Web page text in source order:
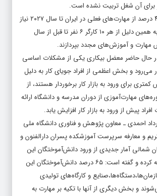
برای آن شغل تربیت نشده است.
وی تاکید دارد که ۴۰ درصد از مهارت‌های فعلی در ایران تا سال ۲۰۲۷ نیاز
به روزرسانی دارند به همین دلیل از هر ۱۰ کارگر ۶ نفر تا قبل از سال
در حال حاضر معضل بیکاری یکی از مشکلات اساسی
می‌رود و بخش اعظمی از افراد جویای کار به دلیل
برای ورود به بازار کار برخوردار هستند، از
مهارت‌آموزی از دوران مدرسه و دانشگاه ارائه
پیش از ورود به بازار کار افزایش یابد.
احمدی ـ معاون پژوهش و فناوری دانشگاه ملی
و معارفه سرپرست آموزشکده پسران دارالفنون و
شمالی آمار جدیدی از ورود دانش‌آموختگان این
مرکز به بازار کار ارائه کرده و گفته است: ۶۵ درصد دانش‌آموختگان این
و کارگاه‌های تولیدی
و بخش دیگری از آنها با تکیه بر مهارت‌ به